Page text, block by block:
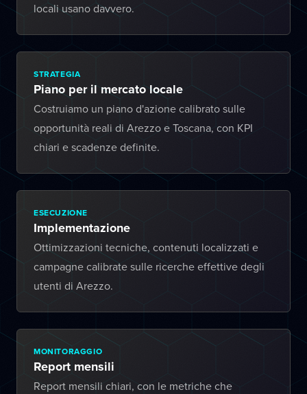
locali usano davvero.
STRATEGIA
Piano per il mercato locale
Costruiamo un piano d'azione calibrato sulle
opportunità reali di Arezzo e Toscana, con KPI
chiari e scadenze definite.
ESECUZIONE
Implementazione
Ottimizzazioni tecniche, contenuti localizzati e
campagne calibrate sulle ricerche effettive degli
utenti di Arezzo.
MONITORAGGIO
Report mensili
Report mensili chiari, con le metriche che